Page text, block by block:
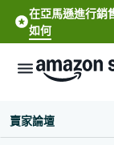
在亞馬遜進行銷
如何
賣家論壇